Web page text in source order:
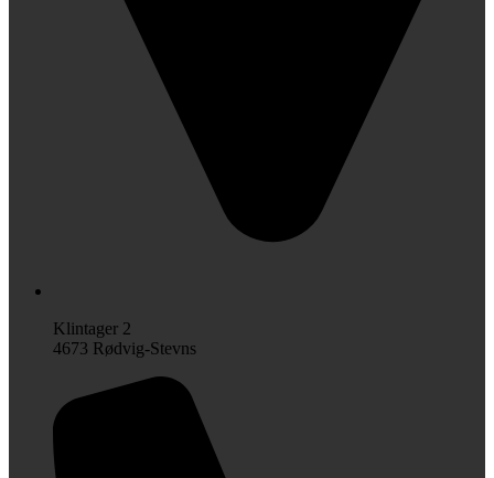
Klintager 2
4673 Rødvig-Stevns